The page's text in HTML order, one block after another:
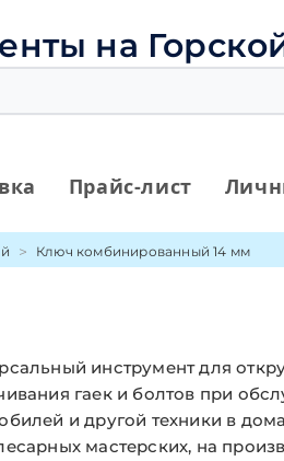
на
Прайс-лист
Ключ комбинированный 14 мм
инструмент для
гаек и болтов при
и другой техники в
мастерских, на